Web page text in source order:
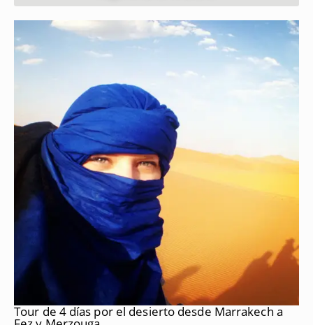
Tour de 4 días por el desierto desde Marrakech a